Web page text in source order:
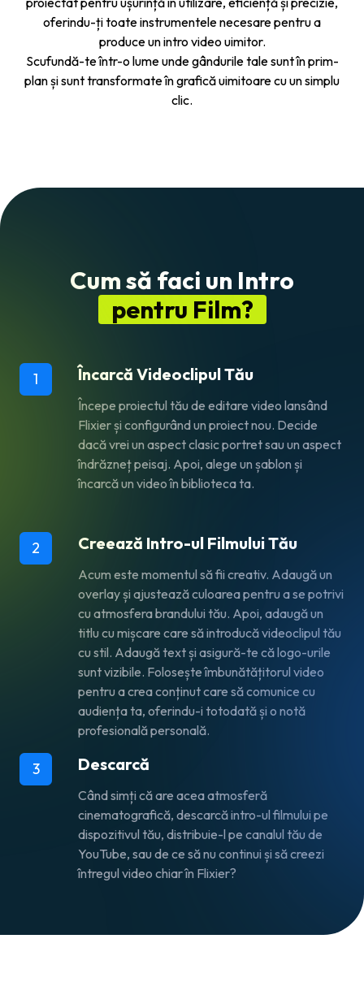
oferindu-ți toate instrumentele necesare pentru a
produce un intro video uimitor.
Scufundă-te într-o lume unde gândurile tale sunt în prim-
plan și sunt transformate în grafică uimitoare cu un simplu
clic.
Cum să faci un Intro
pentru Film?
1 Încarcă Videoclipul Tău
Începe proiectul tău de editare video lansând
Flixier și configurând un proiect nou. Decide
dacă vrei un aspect clasic portret sau un aspect
îndrăzneț peisaj. Apoi, alege un șablon și
încarcă un video în biblioteca ta.
2 Creează Intro-ul Filmului Tău
Acum este momentul să fii creativ. Adaugă un
overlay și ajustează culoarea pentru a se potrivi
cu atmosfera brandului tău. Apoi, adaugă un
titlu cu mișcare care să introducă videoclipul tău
cu stil. Adaugă text și asigură-te că logo-urile
sunt vizibile. Foloseșteîmbunătățitorul video
pentru a crea conținut care să comunice cu
audiența ta, oferindu-i totodată și o notă
profesională personală.
3 Descarcă
Când simți că are acea atmosferă
cinematografică, descarcă intro-ul filmului pe
dispozitivul tău, distribuie-l pe canalul tău de
YouTube, sau de ce să nu continui și să creezi
întregul video chiar în Flixier?